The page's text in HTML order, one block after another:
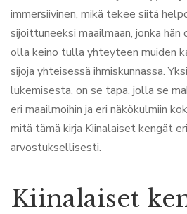
immersiivinen, mikä tekee siitä
sijoittuneeksi maailmaan, jonka
olla keino tulla yhteyteen muiden
sijoja yhteisessä ihmiskunnassa.
lukemisesta, on se tapa, jolla se
eri maailmoihin ja eri näkökulmiin
mitä tämä kirja Kiinalaiset kengät
arvostuksellisesti.
Kiinalaiset